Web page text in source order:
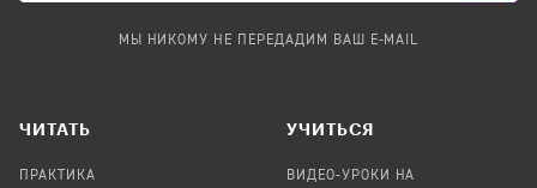
МЫ НИКОМУ НЕ ПЕРЕДАДИМ ВАШ E-MAIL
ЧИТАТЬ
ПРАКТИКА
УЧИТЬСЯ
ВИДЕО-УРОКИ НА